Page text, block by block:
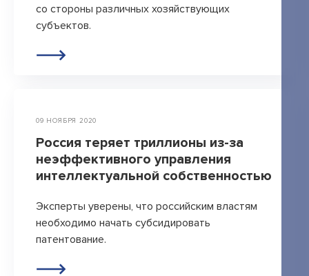
со стороны различных хозяйствующих
субъектов.
09 НОЯБРЯ 2020
Россия теряет триллионы из-за
неэффективного управления
интеллектуальной собственностью
Эксперты уверены, что российским властям
необходимо начать субсидировать
патентование.